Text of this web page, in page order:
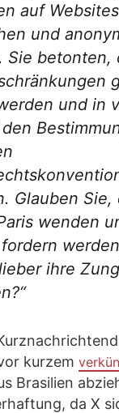
auf
und
Sie betonten,
und in
Glauben Sie,
wenden
ihre
kurzem
Brasilien
da X